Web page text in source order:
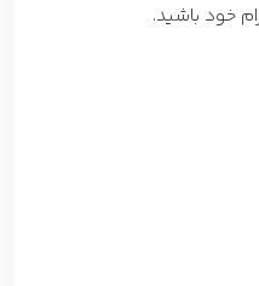
خود باشید.